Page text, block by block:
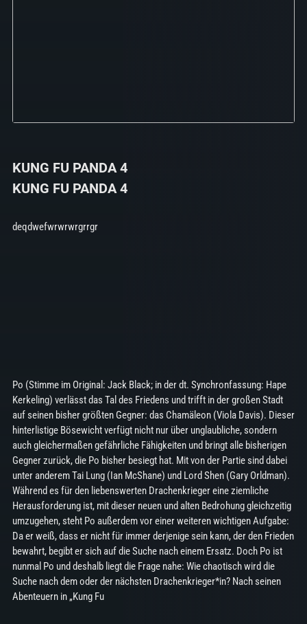
KUNG FU PANDA 4
KUNG FU PANDA 4
deqdwefwrwrwrgrrgr
Po (Stimme im Original: Jack Black; in der dt. Synchronfassung: Hape
Kerkeling) verlässt das Tal des Friedens und trifft in der großen Stadt
auf seinen bisher größten Gegner: das Chamäleon (Viola Davis). Dieser
hinterlistige Bösewicht verfügt nicht nur über unglaubliche, sondern
auch gleichermaßen gefährliche Fähigkeiten und bringt alle bisherigen
Gegner zurück, die Po bisher besiegt hat. Mit von der Partie sind dabei
unter anderem Tai Lung (Ian McShane) und Lord Shen (Gary Orldman).
Während es für den liebenswerten Drachenkrieger eine ziemliche
Herausforderung ist, mit dieser neuen und alten Bedrohung gleichzeitig
umzugehen, steht Po außerdem vor einer weiteren wichtigen Aufgabe:
Da er weiß, dass er nicht für immer derjenige sein kann, der den Frieden
bewahrt, begibt er sich auf die Suche nach einem Ersatz. Doch Po ist
nunmal Po und deshalb liegt die Frage nahe: Wie chaotisch wird die
Suche nach dem oder der nächsten Drachenkrieger*in? Nach seinen
Abenteuern in „Kung Fu